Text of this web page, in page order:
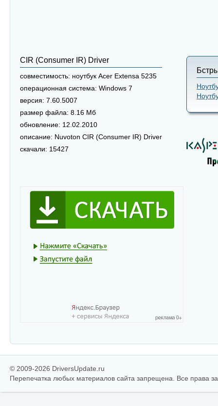
CIR (Consumer IR) Driver
совместимость: ноутбук Acer Extensa 5235
операционная система: Windows 7
версия: 7.60.5007
размер файла: 8.16 Мб
обновление: 12.02.2010
описание: Nuvoton CIR (Consumer IR) Driver
скачали: 15427
© 2009-2026 DriversUpdate.ru
Перепечатка любых материалов сайта запрещена. Все права